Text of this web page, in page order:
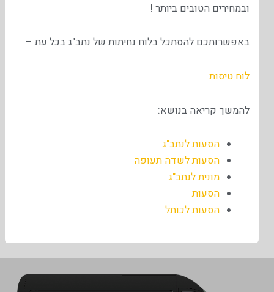
ובמחירים הטובים ביותר !
באפשרותכם להסתכל בלוח נחיתות של נתב"ג בכל עת –
לוח טיסות
להמשך קריאה בנושא:
הסעות לנתב"ג
הסעות לשדה תעופה
מונית לנתב"ג
הסעות
הסעות לכותל